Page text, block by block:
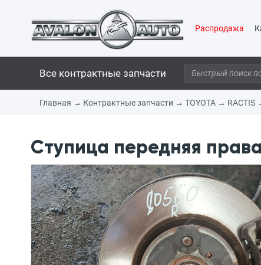
Распродажа
Все контрактные запчасти
Главная → Контрактные запчасти → TOYOTA → RACTIS
Ступица передняя